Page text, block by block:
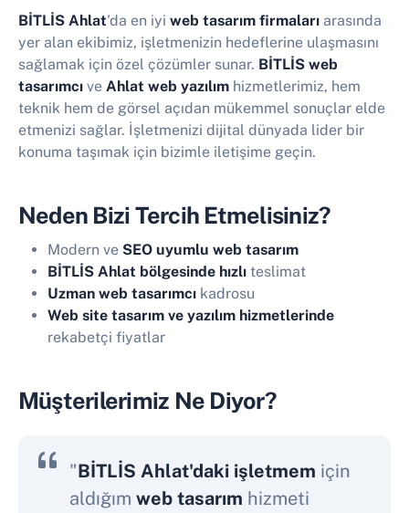
BİTLİS Ahlat'da en iyi web tasarım firmaları arasında
yer alan ekibimiz, işletmenizin hedeflerine ulaşmasını
sağlamak için özel çözümler sunar. BİTLİS web
tasarımcı ve Ahlat web yazılım hizmetlerimiz, hem
teknik hem de görsel açıdan mükemmel sonuçlar elde
etmenizi sağlar. İşletmenizi dijital dünyada lider bir
konuma taşımak için bizimle iletişime geçin.
Neden Bizi Tercih Etmelisiniz?
Modern ve SEO uyumlu web tasarım
BİTLİS Ahlat bölgesinde hızlı teslimat
Uzman web tasarımcı kadrosu
Web site tasarım ve yazılım hizmetlerinde
rekabetçi fiyatlar
Müşterilerimiz Ne Diyor?
"BİTLİS Ahlat'daki işletmem için
aldığım web tasarım hizmeti